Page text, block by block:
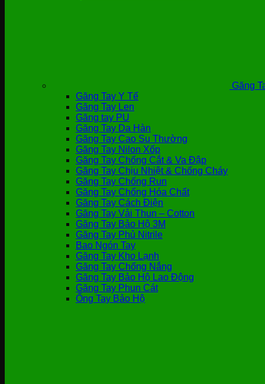
Găng
Găng Tay Y Tế
Găng Tay Len
Găng tay PU
Găng Tay Da Hàn
Găng Tay Cao Su Thường
Găng Tay Nilon Xốp
Găng Tay Chống Cắt & Va Đập
Găng Tay Chịu Nhiệt & Chống Cháy
Găng Tay Chống Run
Găng Tay Chống Hóa Chất
Găng Tay Cách Điện
Găng Tay Vải Thun – Cotton
Găng Tay Bảo Hộ 3M
Găng Tay Phủ Nitrile
Bao Ngón Tay
Găng Tay Kho Lạnh
Găng Tay Chống Nắng
Găng Tay Bảo Hộ Lao Động
Găng Tay Phun Cát
Ống Tay Bảo Hộ